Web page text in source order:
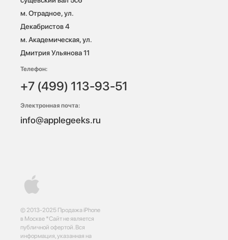
© 2013-2025 Продажа iPhone
в Москве *Сайт не является
публичной офертой. Вся
информация, указанная на
м. Отрадное, ул.
Декабристов 4
м. Академическая, ул.
Дмитрия Ульянова 11
Телефон:
+7 (499) 113-93-51
Электронная почта:
info@applegeeks.ru